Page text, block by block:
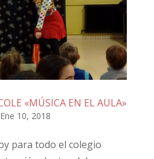
«MÚSICA EN EL AULA»
Ene 10, 2018
para todo el colegio